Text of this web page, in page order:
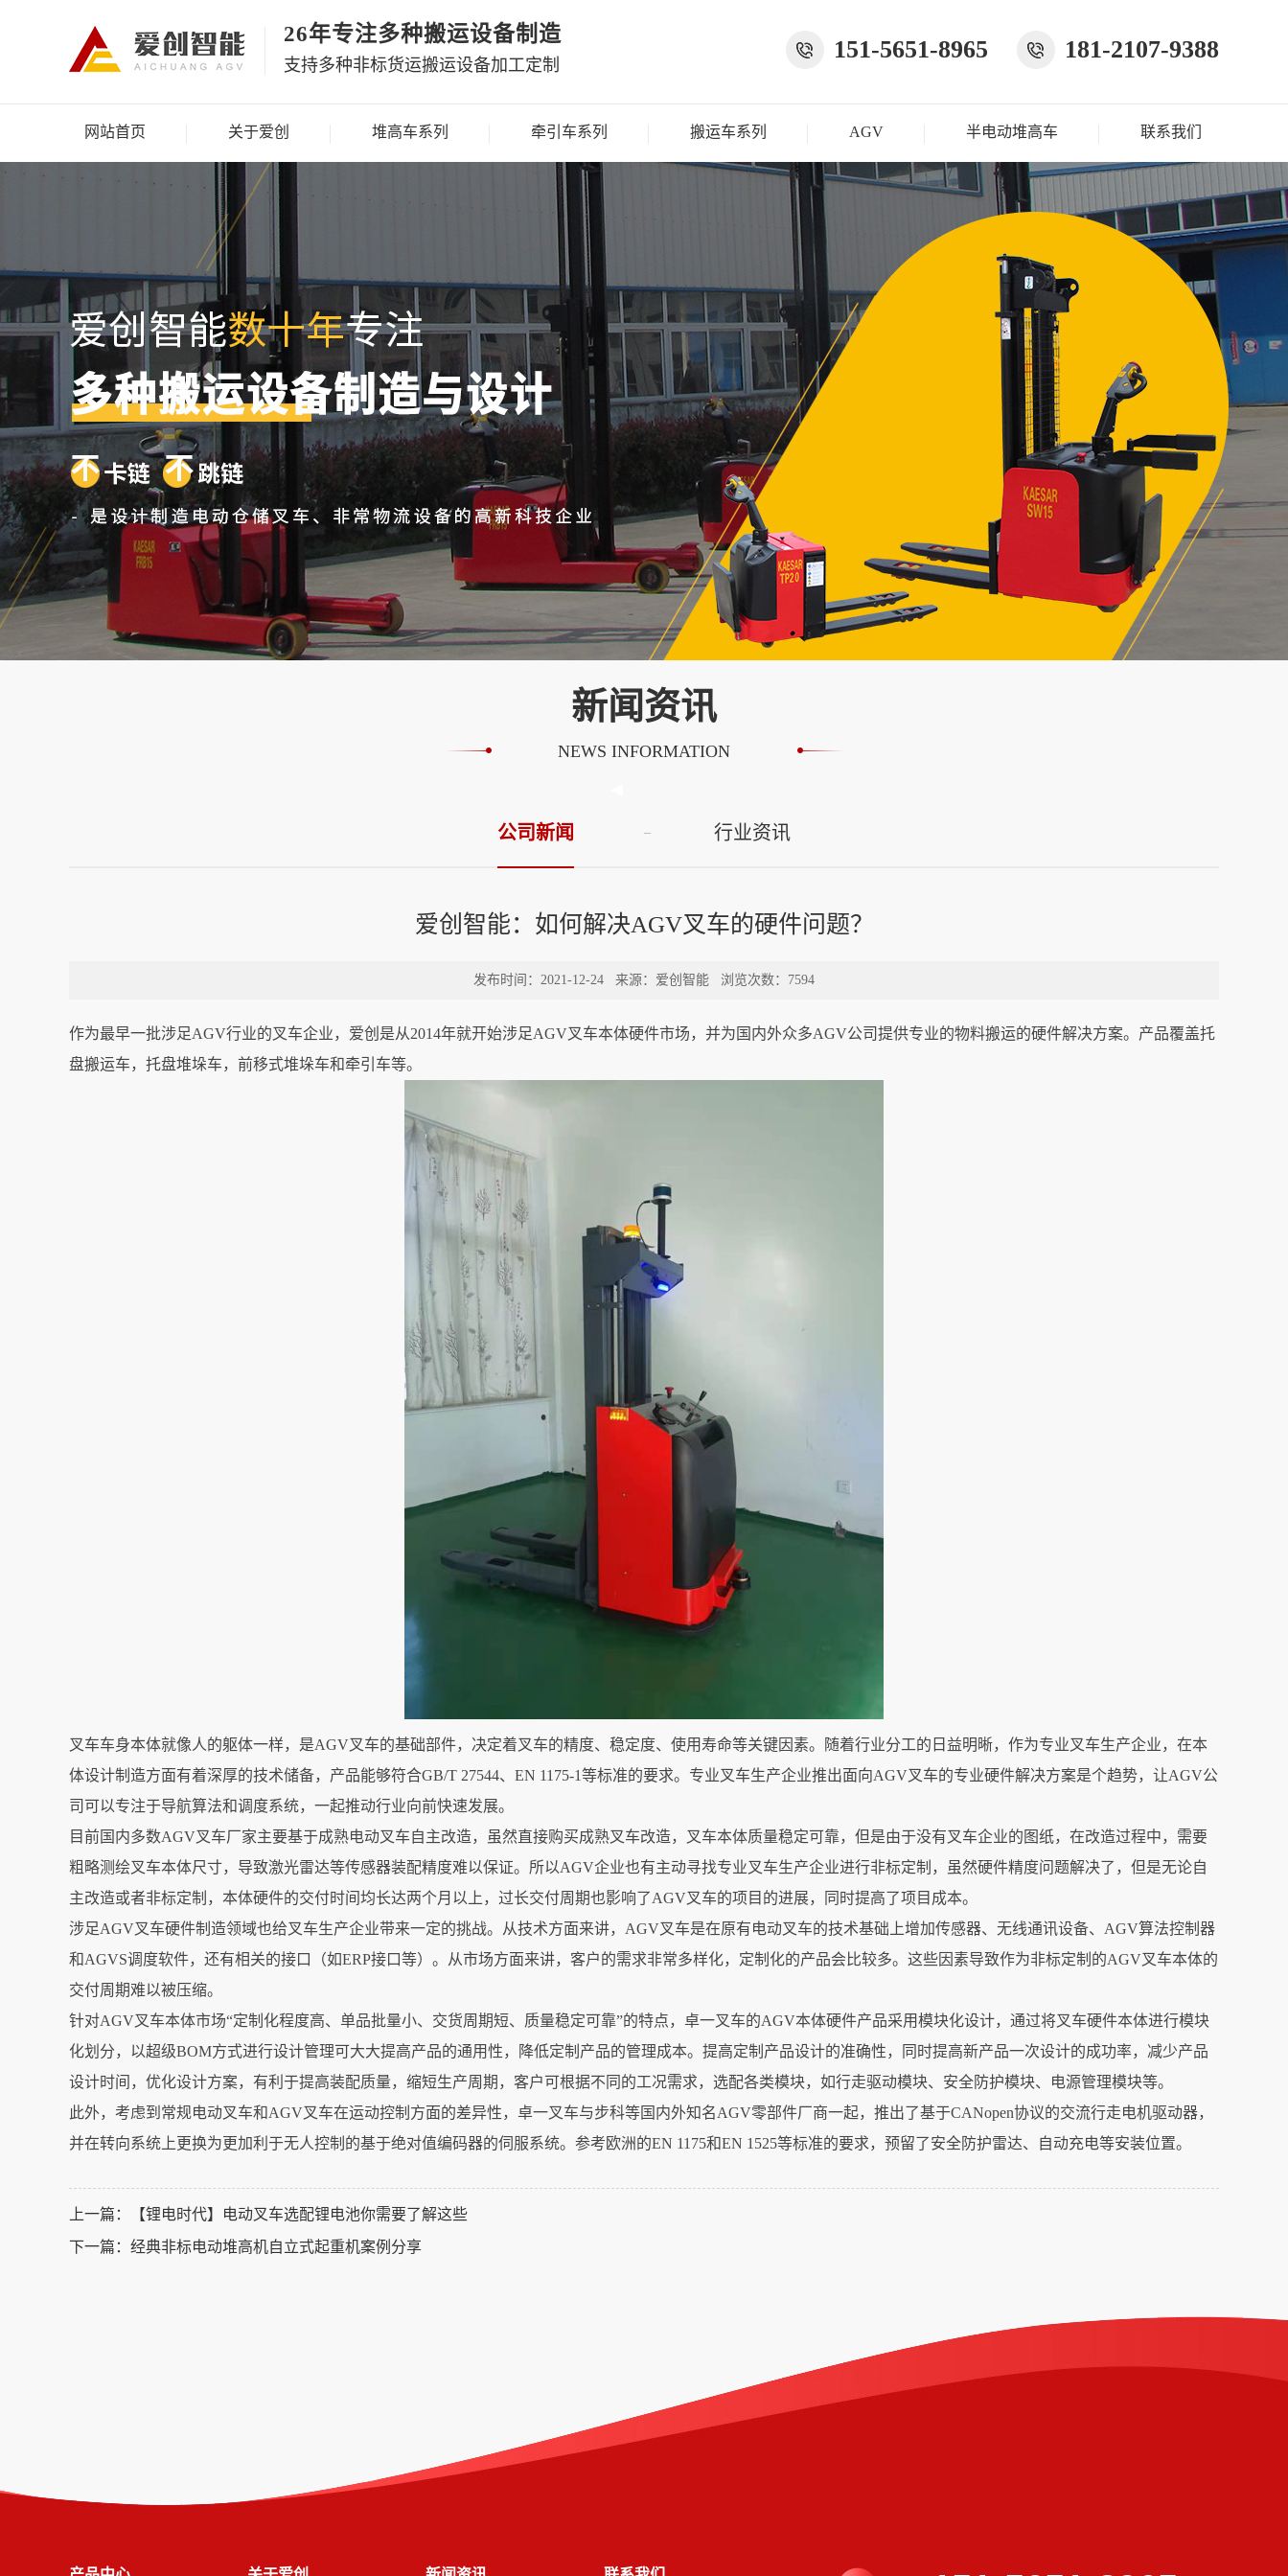
26年专注多种搬运设备制造
支持多种非标货运搬运设备加工定制
151-5651-8965 181-2107-9388
网站首页 关于爱创 堆高车系列 牵引车系列 搬运车系列 AGV 半电动堆高车 联系我们
新闻资讯
NEWS INFORMATION
公司新闻 行业资讯
爱创智能：如何解决AGV叉车的硬件问题？
发布时间：2021-12-24 来源：爱创智能 浏览次数：7594
作为最早一批涉足AGV行业的叉车企业，爱创是从2014年就开始涉足AGV叉车本体硬件市场，并为国内外众多AGV公司提供专业的物料搬运的硬件解决方案。产品覆盖托
盘搬运车，托盘堆垛车，前移式堆垛车和牵引车等。
叉车车身本体就像人的躯体一样，是AGV叉车的基础部件，决定着叉车的精度、稳定度、使用寿命等关键因素。随着行业分工的日益明晰，作为专业叉车生产企业，在本
体设计制造方面有着深厚的技术储备，产品能够符合GB/T 27544、EN 1175-1等标准的要求。专业叉车生产企业推出面向AGV叉车的专业硬件解决方案是个趋势，让AGV公
司可以专注于导航算法和调度系统，一起推动行业向前快速发展。
目前国内多数AGV叉车厂家主要基于成熟电动叉车自主改造，虽然直接购买成熟叉车改造，叉车本体质量稳定可靠，但是由于没有叉车企业的图纸，在改造过程中，需要
粗略测绘叉车本体尺寸，导致激光雷达等传感器装配精度难以保证。所以AGV企业也有主动寻找专业叉车生产企业进行非标定制，虽然硬件精度问题解决了，但是无论自
主改造或者非标定制，本体硬件的交付时间均长达两个月以上，过长交付周期也影响了AGV叉车的项目的进展，同时提高了项目成本。
涉足AGV叉车硬件制造领域也给叉车生产企业带来一定的挑战。从技术方面来讲，AGV叉车是在原有电动叉车的技术基础上增加传感器、无线通讯设备、AGV算法控制器
和AGVS调度软件，还有相关的接口（如ERP接口等）。从市场方面来讲，客户的需求非常多样化，定制化的产品会比较多。这些因素导致作为非标定制的AGV叉车本体的
交付周期难以被压缩。
针对AGV叉车本体市场“定制化程度高、单品批量小、交货周期短、质量稳定可靠”的特点，卓一叉车的AGV本体硬件产品采用模块化设计，通过将叉车硬件本体进行模块
化划分，以超级BOM方式进行设计管理可大大提高产品的通用性，降低定制产品的管理成本。提高定制产品设计的准确性，同时提高新产品一次设计的成功率，减少产品
设计时间，优化设计方案，有利于提高装配质量，缩短生产周期，客户可根据不同的工况需求，选配各类模块，如行走驱动模块、安全防护模块、电源管理模块等。
此外，考虑到常规电动叉车和AGV叉车在运动控制方面的差异性，卓一叉车与步科等国内外知名AGV零部件厂商一起，推出了基于CANopen协议的交流行走电机驱动器，
并在转向系统上更换为更加利于无人控制的基于绝对值编码器的伺服系统。参考欧洲的EN 1175和EN 1525等标准的要求，预留了安全防护雷达、自动充电等安装位置。
上一篇：
【锂电时代】电动叉车选配锂电池你需要了解这些
下一篇： 经典非标电动堆高机自立式起重机案例分享